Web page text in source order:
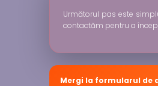
Următorul pas este
contactăm pentru a
Mergi la formularul de